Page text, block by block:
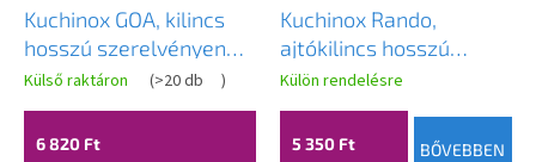
Kuchinox GOA, kilincs
hosszú szerelvényen
WC-zárhoz, szatén,
LAV-KCG_313A
Külső raktáron (>20 db )
6 820 Ft
Kuchinox Rando,
ajtókilincs hosszú
szerelvényen belső
kulcshoz, matt fekete,
LAV-KRA_916A
Külön rendelésre
5 350 Ft BŐVEBBEN